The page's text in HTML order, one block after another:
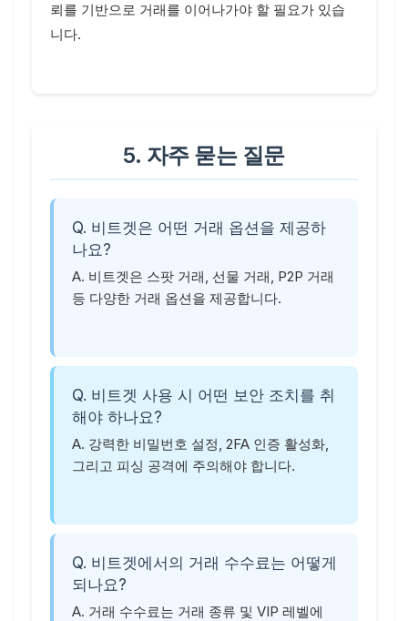
뢰를 기반으로 거래를 이어나가야 할 필요가 있습
니다.
5. 자주 묻는 질문
Q. 비트겟은 어떤 거래 옵션을 제공하
나요?
A. 비트겟은 스팟 거래, 선물 거래, P2P 거래
등 다양한 거래 옵션을 제공합니다.
Q. 비트겟 사용 시 어떤 보안 조치를 취
해야 하나요?
A. 강력한 비밀번호 설정, 2FA 인증 활성화,
그리고 피싱 공격에 주의해야 합니다.
Q. 비트겟에서의 거래 수수료는 어떻게
되나요?
A. 거래 수수료는 거래 종류 및 VIP 레벨에